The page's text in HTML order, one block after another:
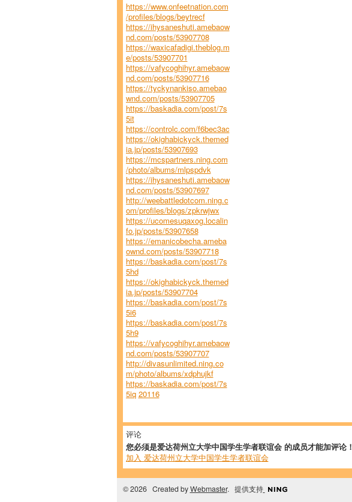
https://www.onfeetnation.com
/profiles/blogs/beytrecf
https://ihysaneshuti.amebaow
nd.com/posts/53907708
https://waxicafadigi.theblog.m
e/posts/53907701
https://vafycoghihyr.amebaow
nd.com/posts/53907716
https://tyckynankiso.amebao
wnd.com/posts/53907705
https://baskadia.com/post/7s
5it
https://controlc.com/f6bec3ac
https://okighabickyck.themed
ia.jp/posts/53907693
https://mcspartners.ning.com
/photo/albums/mlpspdvk
https://ihysaneshuti.amebaow
nd.com/posts/53907697
http://weebattledotcom.ning.c
om/profiles/blogs/zpkrwjwx
https://ucomesuqaxog.localin
fo.jp/posts/53907658
https://emanicobecha.ameba
ownd.com/posts/53907718
https://baskadia.com/post/7s
5hd
https://okighabickyck.themed
ia.jp/posts/53907704
https://baskadia.com/post/7s
5i6
https://baskadia.com/post/7s
5h9
https://vafycoghihyr.amebaow
nd.com/posts/53907707
http://divasunlimited.ning.co
m/photo/albums/xdphujkf
https://baskadia.com/post/7s
5iq 20116
评论
您必须是爱达荷州立大学中国学生学者联谊会 的成员才能加评论！
加入 爱达荷州立大学中国学生学者联谊会
© 2026 Created byWebmaster. 提供支持